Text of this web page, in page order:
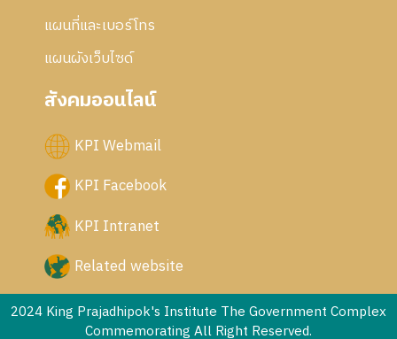
แผนที่และเบอร์โทร
แผนผังเว็บไซด์
สังคมออนไลน์
KPI Webmail
KPI Facebook
KPI Intranet
Related website
2024 King Prajadhipok's Institute The Government Complex
Commemorating All Right Reserved.